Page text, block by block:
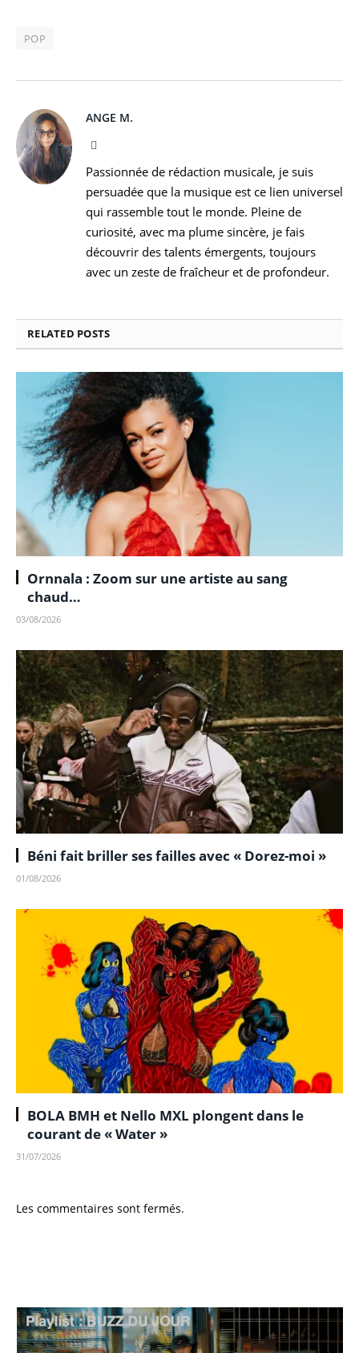
POP
ANGE M.
Passionnée de rédaction musicale, je suis
persuadée que la musique est ce lien universel
qui rassemble tout le monde. Pleine de
curiosité, avec ma plume sincère, je fais
découvrir des talents émergents, toujours
avec un zeste de fraîcheur et de profondeur.
RELATED POSTS
Ornnala : Zoom sur une artiste au sang
chaud…
03/08/2026
Béni fait briller ses failles avec « Dorez-moi »
01/08/2026
BOLA BMH et Nello MXL plongent dans le
courant de « Water »
31/07/2026
Les commentaires sont fermés.